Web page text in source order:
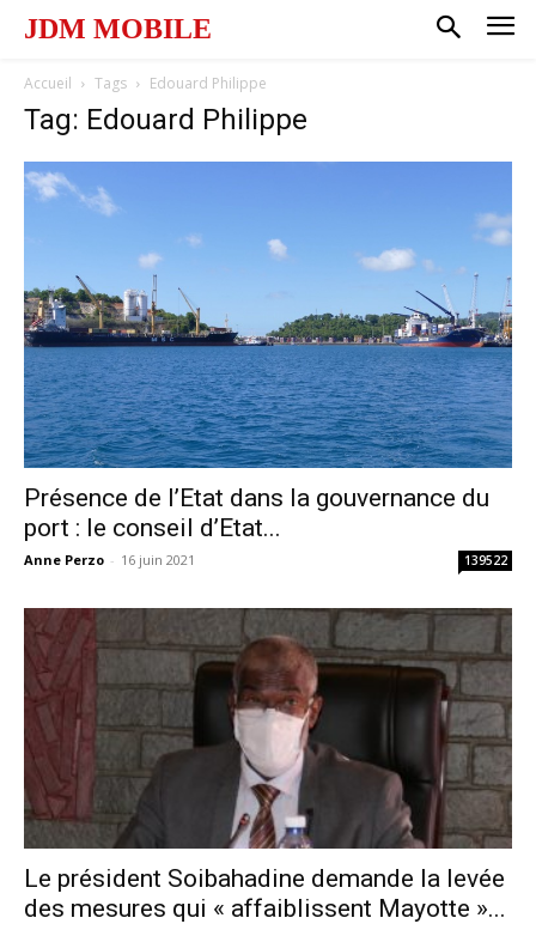
JDM MOBILE
Accueil Tags Edouard Philippe
Tag: Edouard Philippe
Présence de l’Etat dans la gouvernance du
port : le conseil d’Etat...
Anne Perzo - 16 juin 2021 139522
Le président Soibahadine demande la levée
des mesures qui « affaiblissent Mayotte »...